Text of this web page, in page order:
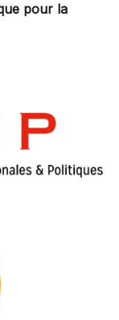
pour la